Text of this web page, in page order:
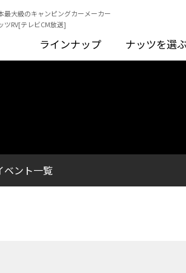
最大級のキャンピングカーメーカー
ツRV[テレビCM放送]
ラインナップ
ナッツを選
ベント一覧